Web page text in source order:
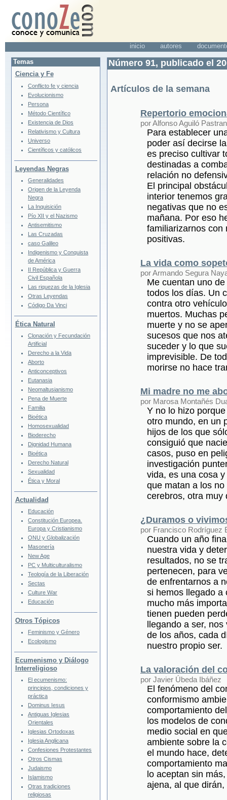
inicio autores
Número 91, publicado el
Artículos de la semana
Repertorio
por Alfonso Aguiló
Para establecer
poder así decirse
es preciso cultivar
destinadas a
relación no
El principal
interior tenemos
negativas que no
mañana. Por eso
familiarizarnos con
positivas.
La vida como
por Armando Segura
Me cuentan uno
todos los días. Un
contra otro
muertos. Muchas
muerte y no se
sucesos que nos
suceder y lo que
imprevisible. De
morirse no hace
Mi madre no me
por Marosa Montañés
Y no lo hizo
otro mundo, en un
hijos de los que
consiguió que
casos, puso en
investigación
vida, es una cosa
que matan a los
cerebros, otra muy
¿Duramos o
por Francisco Rodríguez
Cuando un año
nuestra vida y
resultados, no se
pertenecen, para
de enfrentarnos a
si hemos llegado a
mucho más
tienen pueden
llegando a ser,
de los años, cada
nuestro propio ser.
La valoración del
por Javier Úbeda Ibáñez
El fenómeno del
conformismo
comportamiento
los modelos de
medio social en
ambiente sobre la
el mundo hace,
comportamiento
lo aceptan sin
ajena, al que
Temas
Ciencia y Fe
Conflicto fe y ciencia
Evolucionismo
Persona
Método Científico
Existencia de Dios
Relativismo y Cultura
Universo
Científicos y católicos
Leyendas Negras
Generalidades
Origen de la Leyenda
Negra
La Inquisición
Pío XII y el Nazismo
Antisemitismo
Las Cruzadas
caso Galileo
Indigenismo y Conquista
de América
II República y Guerra
Civil Española
Las riquezas de la Iglesia
Otras Leyendas
Código Da Vinci
Ética Natural
Clonación y Fecundación
Artificial
Derecho a la Vida
Aborto
Anticonceptivos
Eutanasia
Neomaltusianismo
Pena de Muerte
Familia
Bioética
Homosexualidad
Bioderecho
Dignidad Humana
Bioética
Derecho Natural
Sexualidad
Ética y Moral
Actualidad
Educación
Constitución Europea.
Europa y Cristianismo
ONU y Globalización
Masonería
New Age
PC y Multiculturalismo
Teología de la Liberación
Sectas
Culture War
Educación
Otros Tópicos
Feminismo y Género
Ecologismo
Ecumenismo y Diálogo
Interreligioso
El ecumenismo:
principios, condiciones y
práctica
Dominus Iesus
Antiguas Iglesias
Orientales
Iglesias Ortodoxas
Iglesia Anglicana
Confesiones Protestantes
Otros Cismas
Judaismo
Islamismo
Otras tradiciones
religiosas